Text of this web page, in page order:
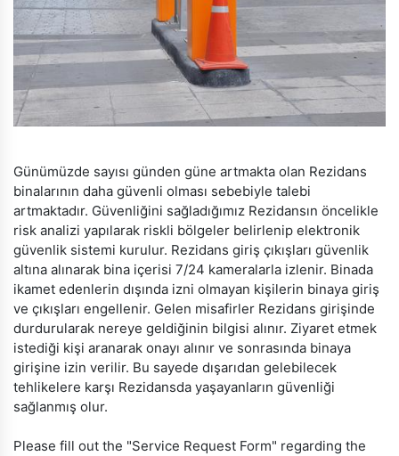
Günümüzde sayısı günden güne artmakta olan Rezidans
binalarının daha güvenli olması sebebiyle talebi
artmaktadır. Güvenliğini sağladığımız Rezidansın öncelikle
risk analizi yapılarak riskli bölgeler belirlenip elektronik
güvenlik sistemi kurulur. Rezidans giriş çıkışları güvenlik
altına alınarak bina içerisi 7/24 kameralarla izlenir. Binada
ikamet edenlerin dışında izni olmayan kişilerin binaya giriş
ve çıkışları engellenir. Gelen misafirler Rezidans girişinde
durdurularak nereye geldiğinin bilgisi alınır. Ziyaret etmek
istediği kişi aranarak onayı alınır ve sonrasında binaya
girişine izin verilir. Bu sayede dışarıdan gelebilecek
tehlikelere karşı Rezidansda yaşayanların güvenliği
sağlanmış olur.
Please fill out the "Service Request Form" regarding the